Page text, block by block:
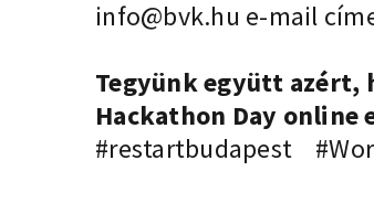
info@bvk.hu e-mail
Tegyünk együtt azért,
Hackathon Day online
#restartbudapest